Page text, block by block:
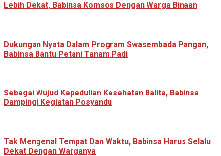
Lebih Dekat, Babinsa Komsos Dengan Warga Binaan
Dukungan Nyata Dalam Program Swasembada Pangan,
Babinsa Bantu Petani Tanam Padi
Sebagai Wujud Kepedulian Kesehatan Balita, Babinsa
Dampingi Kegiatan Posyandu
Tak Mengenal Tempat Dan Waktu, Babinsa Harus Selalu
Dekat Dengan Warganya